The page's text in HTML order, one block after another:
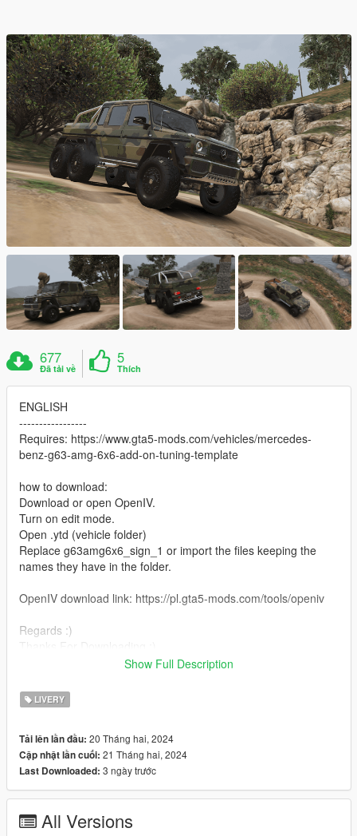
677
Đã tải về
5
Thích
ENGLISH
-----------------
Requires: https://www.gta5-mods.com/vehicles/mercedes-
benz-g63-amg-6x6-add-on-tuning-template
how to download:
Download or open OpenIV.
Turn on edit mode.
Open .ytd (vehicle folder)
Replace g63amg6x6_sign_1 or import the files keeping the
names they have in the folder.
OpenIV download link: https://pl.gta5-mods.com/tools/openiv
Regards :)
POLSKA
-----------------
Wymaga: https://www.gta5-mods.com/vehicles/mercedes-
benz-g63-amg-6x6-add-on-tuning-template
jak pobrać:
Włącz tryb edycji.
Show Full Description
LIVERY
Tải lên lần đầu: 20 Tháng hai, 2024
Cập nhật lần cuối: 21 Tháng hai, 2024
Last Downloaded: 3 ngày trước
All Versions